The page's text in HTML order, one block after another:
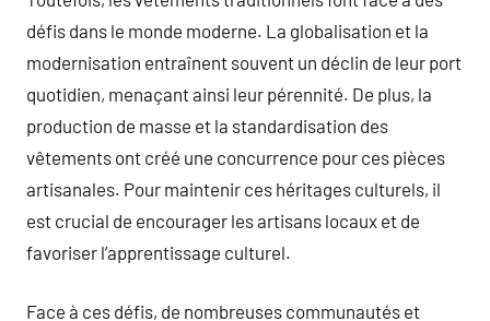
défis dans le monde moderne. La globalisation et la
modernisation entraînent souvent un déclin de leur port
quotidien, menaçant ainsi leur pérennité. De plus, la
production de masse et la standardisation des
vêtements ont créé une concurrence pour ces pièces
artisanales. Pour maintenir ces héritages culturels, il
est crucial de encourager les artisans locaux et de
favoriser l’apprentissage culturel.
Face à ces défis, de nombreuses communautés et